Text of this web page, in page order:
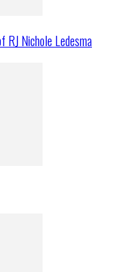
RJ Nichole Ledesma